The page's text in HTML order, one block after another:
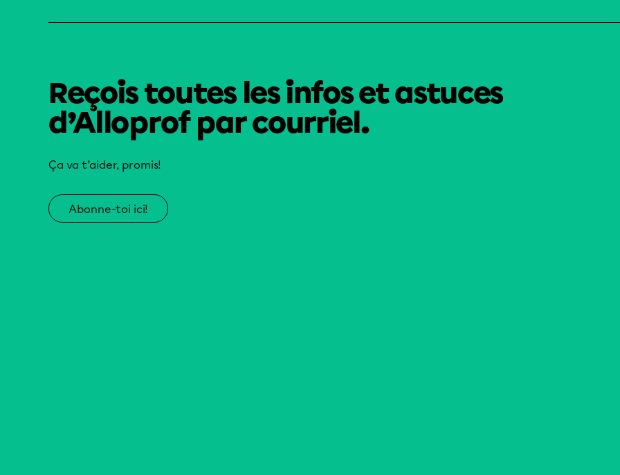
Reçois toutes les infos et astuces
d’Alloprof par courriel.
Ça va t’aider, promis!
Abonne-toi ici!